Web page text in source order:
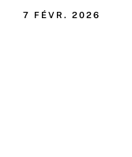
7 FÉVR. 2026